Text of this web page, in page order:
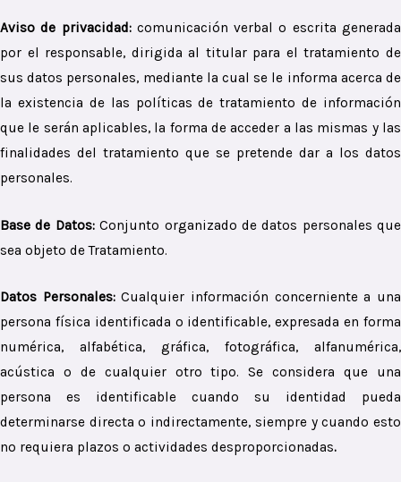
Aviso de privacidad: comunicación verbal o escrita generada
por el responsable, dirigida al titular para el tratamiento de
sus datos personales, mediante la cual se le informa acerca de
la existencia de las políticas de tratamiento de información
que le serán aplicables, la forma de acceder a las mismas y las
finalidades del tratamiento que se pretende dar a los datos
personales.
Base de Datos: Conjunto organizado de datos personales que
sea objeto de Tratamiento.
Datos Personales:Cualquier información concerniente a una
persona física identificada o identificable, expresada en forma
numérica, alfabética, gráfica, fotográfica, alfanumérica,
acústica o de cualquier otro tipo. Se considera que una
persona es identificable cuando su identidad pueda
determinarse directa o indirectamente, siempre y cuando esto
no requiera plazos o actividades desproporcionadas.